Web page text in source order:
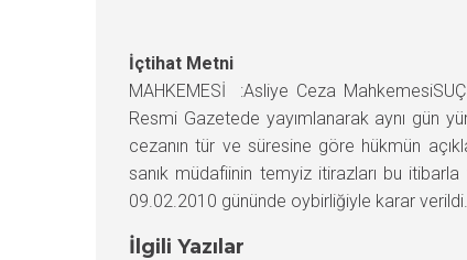
İçtihat Metni
MAHKEMESİ :Asliye Ceza
Resmi Gazetede yayımlanarak aynı gün
cezanın tür ve süresine göre hükmün
sanık müdafiinin temyiz itirazları bu
09.02.2010 gününde oybirliğiyle karar verildi.
İlgili Yazılar